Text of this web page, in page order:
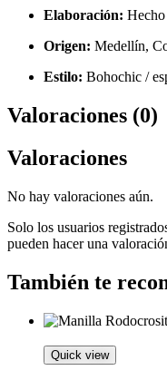
Elaboración:
Origen: Medellín,
Estilo: Bohochic /
Valoraciones (0)
Valoraciones
No hay valoraciones aún.
Solo los usuarios
pueden hacer una
También te
Quick view